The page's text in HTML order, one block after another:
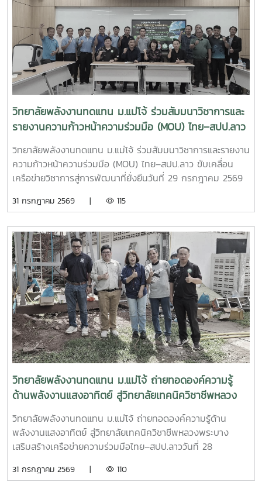
เทคโนโลยีสู่ชุมชน เพื่อยกระดับคุณภาพชีวิตของประชาชนและ
สร้างการพัฒนาที่ยั่งยืนวิทยาลัยพลังงานทดแทน มหาวิทยาลัย
แม่โจ้ มุ่งมั่นพัฒนาองค์ความรู้และนวัตกรรมด้านพลังงานและ
เทคโนโลยีที่เหมาะสม เพื่อสร้างผลกระทบเชิงบวกต่อสังคม
ชุมชน และเศรษฐกิจฐานราก พร้อมขับเคลื่อนการพัฒนาประเทศ
สู่ความยั่งยืน
มีนสกุล รองอธิการบดีมหาวิทยาลัยแม่โจ้ (ผู้แทนอธิการบดี) และ
นายกษิดิจ ทับทิม ผู้อำนวยการสำนักงานพัฒนาฝีมือแรงงาน
ลำพูน เป็นผู้ลงนามร่วมกัน โดยมี ผู้ช่วยศาสตราจารย์ ดร.นิ
กราน หอมดวง คณบดีวิทยาลัยพลังงานทดแทน มหาวิทยาลัยแม่
โจ้และ นายเกรียงศักดิ์ ธรรมวัตร ผู้อำนวยการกลุ่มงานพัฒนา
ฝีมือแรงงาน ร่วมลงนามเป็นพยาน ความร่วมมือในครั้งนี้มีเป้า
หมายในการพัฒนาและปรับปรุงหลักสูตร “การเชื่อมอาร์กโลหะ
อุปกรณ์ทางพลังงานและอุตสาหกรรมด้วยมือ” ให้สอดคล้องกับ
มาตรฐานวิชาชีพและความต้องการของภาคอุตสาหกรรม พร้อม
ทั้งร่วมกันจัดฝึกอบรมและทดสอบมาตรฐานฝีมือแรงงานให้แก่
นักศึกษา แรงงาน และผู้สนใจทั่วไป เพื่อยกระดับทักษะวิชาชีพและ
เพิ่มขีดความสามารถของกำลังคนไทยความร่วมมือครอบคลุม
การดำเนินงานในด้านต่าง ๆ ได้แก่- พัฒนาและปรับปรุงหลักสูตร
ด้านการเชื่อมอาร์กโลหะอุปกรณ์พลังงานและอุตสาหกรรม -
อบรม- พัฒนากำลังคนให้มีทักษะตรงตามความต้องการของ
สถานประกอบการและตลาดแรงงาน ความร่วมมือครั้งนี้สะท้อน
ถึงความมุ่งมั่นของวิทยาลัยพลังงานทดแทน มหาวิทยาลัยแม่โจ้
ในการบูรณาการความร่วมมือกับหน่วยงานภาครัฐ เพื่อผลิตและ
พัฒนากำลังคนที่มีศักยภาพ มีทักษะด้านวิชาชีพที่ได้มาตรฐาน
และพร้อมรองรับการเปลี่ยนแปลงของภาคอุตสาหกรรมด้าน
พลังงานและเทคโนโลยีในอนาคตวิทยาลัยพลังงานทดแทน
มหาวิทยาลัยแม่โจ้ ยังคงเดินหน้าสร้างเครือข่ายความร่วมมือกับ
ทุกภาคส่วน เพื่อยกระดับการศึกษา การพัฒนาทักษะวิชาชีพ และ
การผลิตบัณฑิตคุณภาพ ตอบโจทย์การพัฒนาประเทศอย่าง
ยั่งยืน
วิทยาลัยพลังงานทดแทน ม.แม่โจ้ ร่วมสัมมนาวิชาการและ
รายงานความก้าวหน้าความร่วมมือ (MOU) ไทย–สปป.ลาว
ขับเคลื่อนเครือข่ายวิชาการสู่การพัฒนาที่ยั่งยืน
วิทยาลัยพลังงานทดแทน ม.แม่โจ้ ร่วมสัมมนาวิชาการและรายงาน
ความก้าวหน้าความร่วมมือ (MOU) ไทย–สปป.ลาว ขับเคลื่อน
เครือข่ายวิชาการสู่การพัฒนาที่ยั่งยืนวันที่ 29 กรกฎาคม 2569
ศาสตราจารย์ ดร.นิกราน หอมดวง คณบดีวิทยาลัยพลังงาน
รองคณบดีฝ่ายบริหาร, ผู้ช่วยศาสตราจารย์ ดร.ยิ่งรักษ์ อรรถเวช
กุล รองคณบดีฝ่ายวิจัยและบริการวิชาการคณาจารย์ บุคลากร
และนักศึกษาระดับบัณฑิตศึกษา เข้าร่วมกิจกรรม สัมมนาวิชาการ
และการรายงานความก้าวหน้าความร่วมมือ (MOU) ระหว่าง
มหาวิทยาลัยแม่โจ้และเครือข่ายสถาบันการศึกษาในแขวงหลวงพระ
บาง สาธารณรัฐประชาธิปไตยประชาชนลาว การสัมมนาครั้งนี้จัด
ขึ้นเพื่อเป็นเวทีในการแลกเปลี่ยนองค์ความรู้ ติดตามผลการ
ดำเนินงานภายใต้บันทึกข้อตกลงความร่วมมือ (MOU) และร่วม
กำหนดแนวทางการพัฒนาความร่วมมือด้านการศึกษา การวิจัย
และการบริการวิชาการระหว่างประเทศไทยและ สปป.ลาว ให้เกิด
ความเข้มแข็งและต่อเนื่อง กิจกรรมสำคัญภายในงาน ประกอบ
ด้วย- แลกเปลี่ยนองค์ความรู้ด้านพลังงานทดแทน สิ่งแวดล้อม
และการรับมือกับการเปลี่ยนแปลงสภาพภูมิอากาศ- รายงานผล
การดำเนินงานและความก้าวหน้าของโครงการความร่วมมือที่ผ่าน
มา- ร่วมวางแผนการดำเนินงานด้านการศึกษา งานวิจัย และการ
บริการวิชาการในระยะต่อไป เสริมสร้างเครือข่ายความร่วมมือ
ทั้งสองประเทศ เพื่อยกระดับการพัฒนาทรัพยากรมนุษย์และ
31 กรกฎาคม 2569 | 115
วิทยาลัยพลังงานทดแทน ม.แม่โจ้ ถ่ายทอดองค์ความรู้
ด้านพลังงานแสงอาทิตย์ สู่วิทยาลัยเทคนิควิชาชีพหลวง
พระบาง เสริมสร้างเครือข่ายความร่วมมือไทย–สปป.ลาว
วิทยาลัยพลังงานทดแทน ม.แม่โจ้ ถ่ายทอดองค์ความรู้ด้าน
พลังงานแสงอาทิตย์ สู่วิทยาลัยเทคนิควิชาชีพหลวงพระบาง
เสริมสร้างเครือข่ายความร่วมมือไทย–สปป.ลาววันที่ 28
โดย ผู้ช่วยศาสตราจารย์ ดร.นิกราน หอมดวง คณบดีวิทยาลัย
31 กรกฎาคม 2569 | 110